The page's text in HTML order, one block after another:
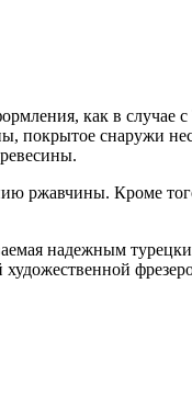
как в случае
покрытое снаружи
ржавчины. Кроме
надежным